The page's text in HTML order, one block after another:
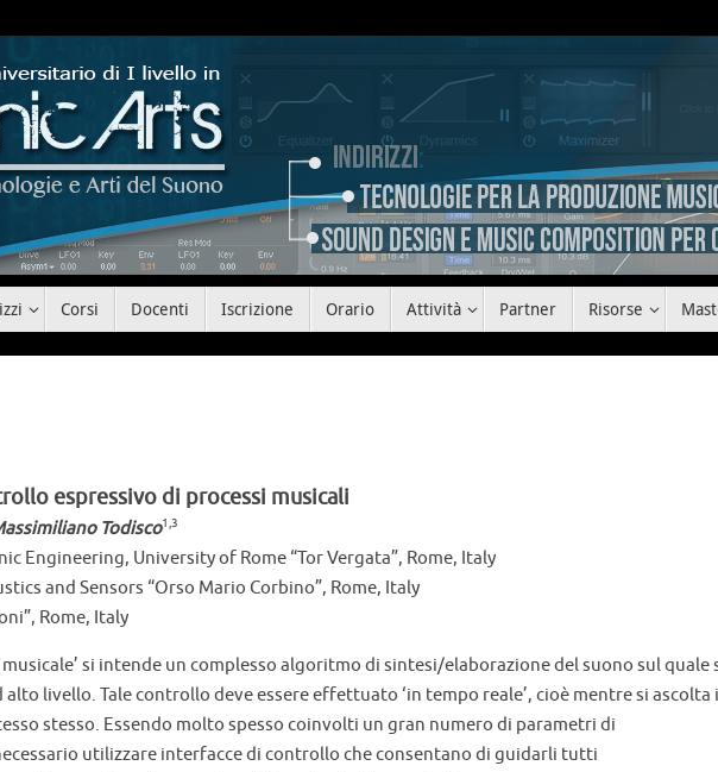
Corsi Docenti Iscrizione Orario Attività Partner Risorse
espressivo di processi musicali
Todisco1,3
Engineering, University of Rome “Tor Vergata”, Rome, Italy
and Sensors “Orso Mario Corbino”, Rome, Italy
Rome, Italy
musicale’ si intende un complesso algoritmo di sintesi/elaborazione del suono sul quale
livello. Tale controllo deve essere effettuato ‘in tempo reale’, cioè mentre si ascolta
stesso. Essendo molto spesso coinvolti un gran numero di parametri di
utilizzare interfacce di controllo che consentano di guidarli tutti